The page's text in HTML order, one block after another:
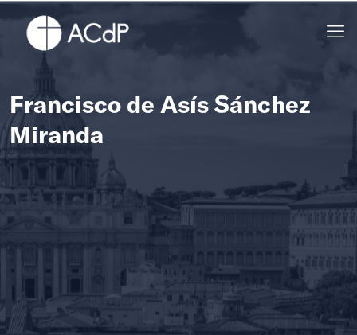
Francisco de Asís Sánchez
Miranda